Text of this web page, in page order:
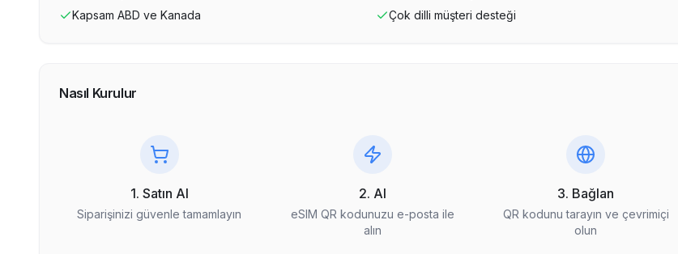
Kapsam ABD ve Kanada Çok dilli müşteri desteği
Nasıl Kurulur
1. Satın Al
Siparişinizi güvenle tamamlayın
2. Al
eSIM QR kodunuzu e-posta ile
alın
3. Bağlan
QR kodunu tarayın ve çevrimiçi
olun